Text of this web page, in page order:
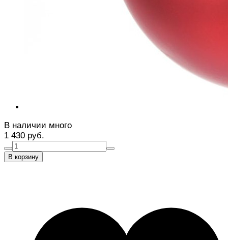
В наличии много
1 430 руб.
В корзину